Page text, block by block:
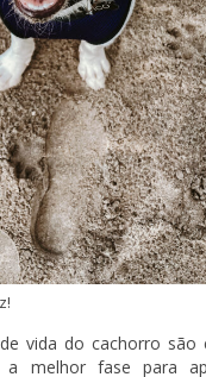
vida do cachorro são
a melhor fase para